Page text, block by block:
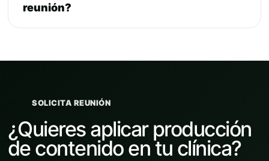
reunión?
SOLICITA REUNIÓN
¿Quieres aplicar producción
de contenido en tu clínica?